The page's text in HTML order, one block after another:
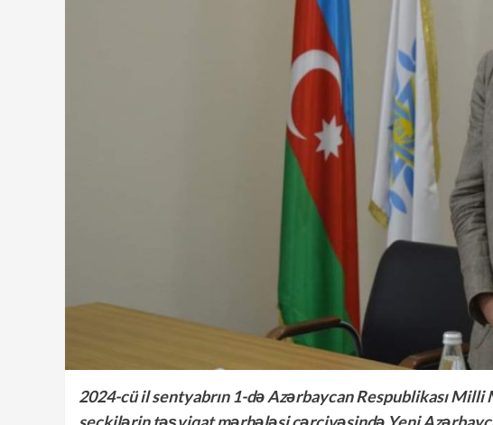
2024-cü il sentyabrın 1-də Azərbaycan Respublikası